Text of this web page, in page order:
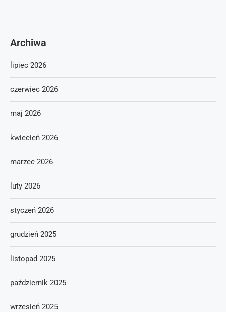
Archiwa
lipiec 2026
czerwiec 2026
maj 2026
kwiecień 2026
marzec 2026
luty 2026
styczeń 2026
grudzień 2025
listopad 2025
październik 2025
wrzesień 2025